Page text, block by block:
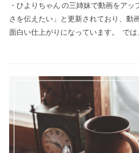
・ひよりちゃん の三姉妹で動画をア
さを伝えたい」と更新されており、動
面白い仕上がりになっています。 で